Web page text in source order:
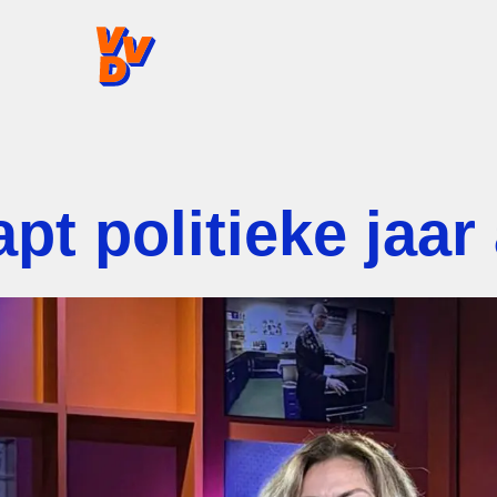
VVD.nl - Ga naar de homepage
politieke jaar